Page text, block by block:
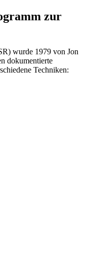
zur
wurde 1979 von Jon
dokumentierte
Techniken: